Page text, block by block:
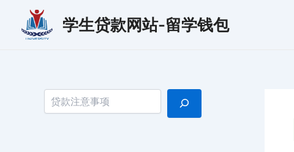
学生贷款网站-留学钱包
搜索